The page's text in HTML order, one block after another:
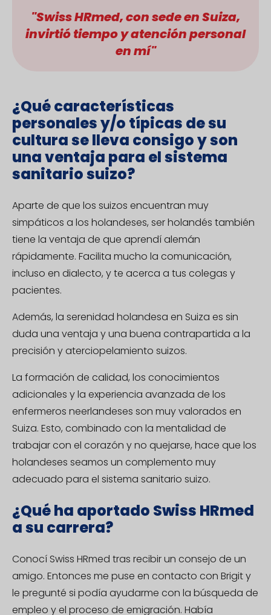
"Swiss HRmed, con sede en Suiza,
invirtió tiempo y atención personal
en mí"
¿Qué características
personales y/o típicas de su
cultura se lleva consigo y son
una ventaja para el sistema
sanitario suizo?
Aparte de que los suizos encuentran muy
simpáticos a los holandeses, ser holandés también
tiene la ventaja de que aprendí alemán
rápidamente. Facilita mucho la comunicación,
incluso en dialecto, y te acerca a tus colegas y
pacientes.
Además, la serenidad holandesa en Suiza es sin
duda una ventaja y una buena contrapartida a la
precisión y aterciopelamiento suizos.
La formación de calidad, los conocimientos
adicionales y la experiencia avanzada de los
enfermeros neerlandeses son muy valorados en
Suiza. Esto, combinado con la mentalidad de
trabajar con el corazón y no quejarse, hace que los
holandeses seamos un complemento muy
adecuado para el sistema sanitario suizo.
¿Qué ha aportado Swiss HRmed
a su carrera?
Conocí Swiss HRmed tras recibir un consejo de un
amigo. Entonces me puse en contacto con Brigit y
le pregunté si podía ayudarme con la búsqueda de
empleo y el proceso de emigración. Había